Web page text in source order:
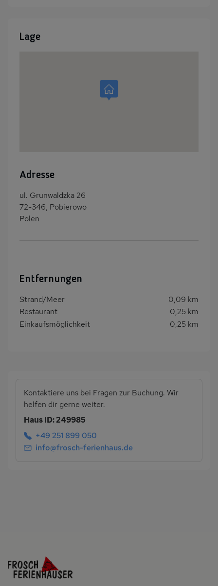
Lage
Adresse
ul. Grunwaldzka 26
72-346, Pobierowo
Polen
Entfernungen
Strand/Meer
0,09 km
Restaurant
0,25 km
Einkaufsmöglichkeit
0,25 km
Kontaktiere uns bei Fragen zur Buchung. Wir
helfen dir gerne weiter.
Haus ID: 249985
+49 251 899 050
info@frosch-ferienhaus.de